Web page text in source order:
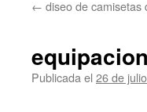
contenido
← diseo de camisetas
Publicada el 26 de